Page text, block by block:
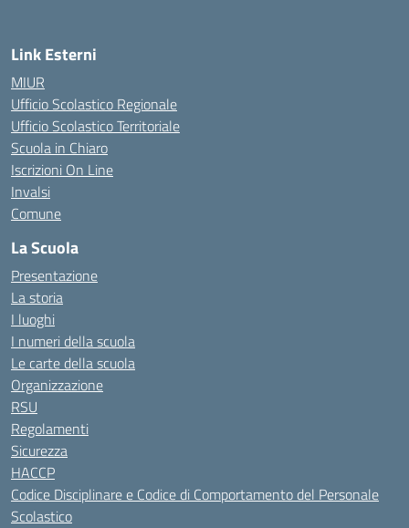
Link Esterni
MIUR
Ufficio Scolastico Regionale
Ufficio Scolastico Territoriale
Scuola in Chiaro
Iscrizioni On Line
Invalsi
Comune
La Scuola
Presentazione
La storia
I luoghi
I numeri della scuola
Le carte della scuola
Organizzazione
RSU
Regolamenti
Sicurezza
HACCP
Codice Disciplinare e Codice di Comportamento del Personale
Scolastico